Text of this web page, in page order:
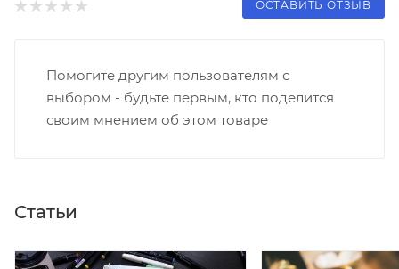
ОСТАВИТЬ ОТЗЫВ
Помогите другим пользователям с
выбором - будьте первым, кто поделится
своим мнением об этом товаре
Статьи